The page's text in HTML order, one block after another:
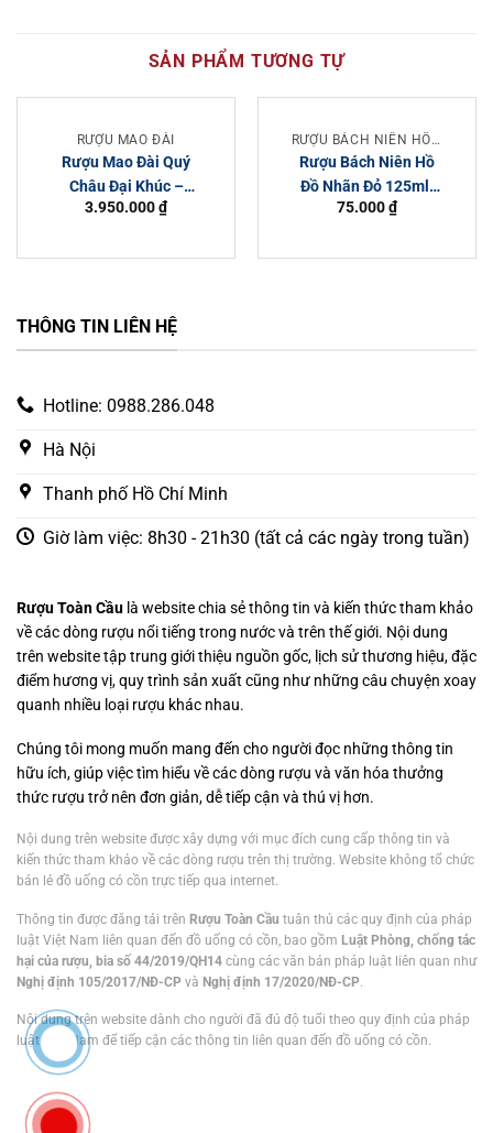
SẢN PHẨM TƯƠNG TỰ
RƯỢU MAO ĐÀI
Rượu Mao Đài Quý
Châu Đại Khúc –
Thương Hiệu
3.950.000₫
RƯỢU BÁCH NIÊN HỒ ĐỒ
Rượu Bách Niên Hồ
Đồ Nhãn Đỏ 125ml/
Chai
75.000₫
THÔNG TIN LIÊN HỆ
Hotline: 0988.286.048
Hà Nội
Thanh phố Hồ Chí Minh
Giờ làm việc: 8h30 - 21h30 (tất cả các ngày trong tuần)
Rượu Toàn Cầu là website chia sẻ thông tin và kiến thức tham khảo
về các dòng rượu nổi tiếng trong nước và trên thế giới. Nội dung
trên website tập trung giới thiệu nguồn gốc, lịch sử thương hiệu, đặc
điểm hương vị, quy trình sản xuất cũng như những câu chuyện xoay
quanh nhiều loại rượu khác nhau.
Chúng tôi mong muốn mang đến cho người đọc những thông tin
hữu ích, giúp việc tìm hiểu về các dòng rượu và văn hóa thưởng
thức rượu trở nên đơn giản, dễ tiếp cận và thú vị hơn.
Nội dung trên website được xây dựng với mục đích cung cấp thông tin và
kiến thức tham khảo về các dòng rượu trên thị trường. Website không tổ chức
bán lẻ đồ uống có cồn trực tiếp qua internet.
Thông tin được đăng tải trên Rượu Toàn Cầu tuân thủ các quy định của pháp
luật Việt Nam liên quan đến đồ uống có cồn, bao gồm Luật Phòng, chống tác
hại của rượu, bia số 44/2019/QH14 cùng các văn bản pháp luật liên quan như
Nghị định 105/2017/NĐ-CP và Nghị định 17/2020/NĐ-CP.
Nội dung trên website dành cho người đã đủ độ tuổi theo quy định của pháp
luật Việt Nam để tiếp cận các thông tin liên quan đến đồ uống có cồn.